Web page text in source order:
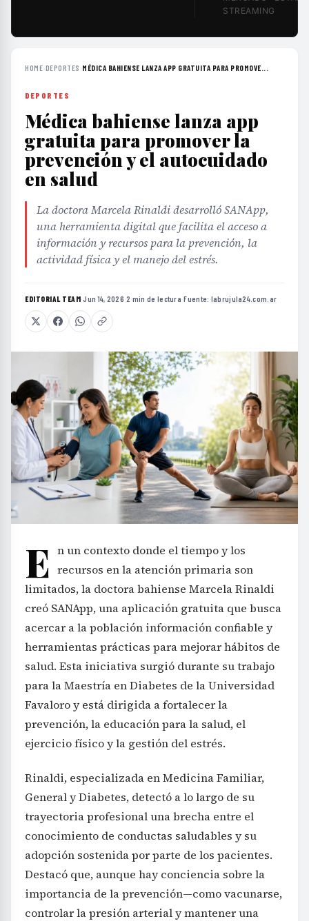
STREAMING
HOME›DEPORTES ›MÉDICA BAHIENSE LANZA APP GRATUITA PARA PROMOVE...
DEPORTES
Médica bahiense lanza app
gratuita para promover la
prevención y el autocuidado
en salud
La doctora Marcela Rinaldi desarrolló SANApp,
una herramienta digital que facilita el acceso a
información y recursos para la prevención, la
actividad física y el manejo del estrés.
EDITORIAL TEAM·Jun 14, 2026·2 min de lectura·Fuente: labrujula24.com.ar
E n un contexto donde el tiempo y los
recursos en la atención primaria son
limitados, la doctora bahiense Marcela Rinaldi
creó SANApp, una aplicación gratuita que busca
acercar a la población información confiable y
herramientas prácticas para mejorar hábitos de
salud. Esta iniciativa surgió durante su trabajo
para la Maestría en Diabetes de la Universidad
Favaloro y está dirigida a fortalecer la
prevención, la educación para la salud, el
ejercicio físico y la gestión del estrés.
Rinaldi, especializada en Medicina Familiar,
General y Diabetes, detectó a lo largo de su
trayectoria profesional una brecha entre el
conocimiento de conductas saludables y su
adopción sostenida por parte de los pacientes.
Destacó que, aunque hay conciencia sobre la
importancia de la prevención—como vacunarse,
controlar la presión arterial y mantener una